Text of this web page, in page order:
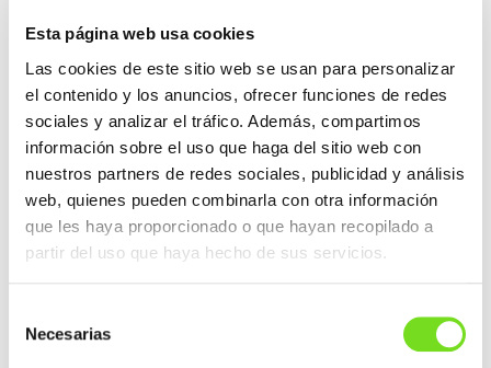
Esta página web usa cookies
Las cookies de este sitio web se usan para personalizar
el contenido y los anuncios, ofrecer funciones de redes
sociales y analizar el tráfico. Además, compartimos
información sobre el uso que haga del sitio web con
nuestros partners de redes sociales, publicidad y análisis
web, quienes pueden combinarla con otra información
que les haya proporcionado o que hayan recopilado a
partir del uso que haya hecho de sus servicios.
Necesarias
NAVEGACIÓN
ENTRADA ANTERIOR